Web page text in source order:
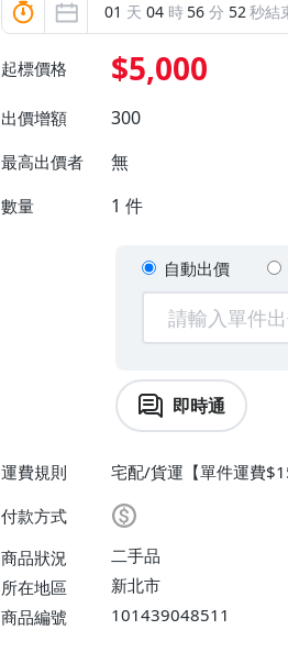
01 天 04 時 56 分 50秒結
起標價格 $5,000
出價增額 300
最高出價者 無
數量 1 件
自動出價
即時通
運費規則
宅配/貨運【單件運費
免運費】
付款方式
商品狀況
二手品
所在地區
新北市
商品編號
101439048511